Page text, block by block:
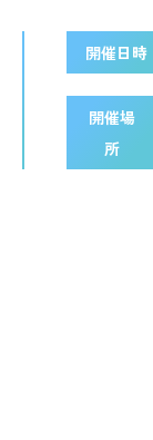
開催日時
開催場
所